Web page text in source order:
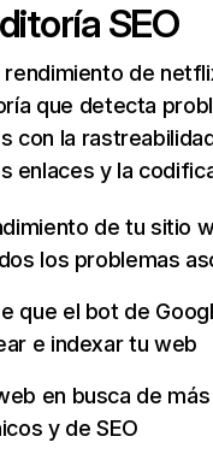
SEO
rendimiento de
que detecta
con la
enlaces y la
de tu sitio
los problemas
que el bot de
e indexar tu web
en busca de
y de SEO